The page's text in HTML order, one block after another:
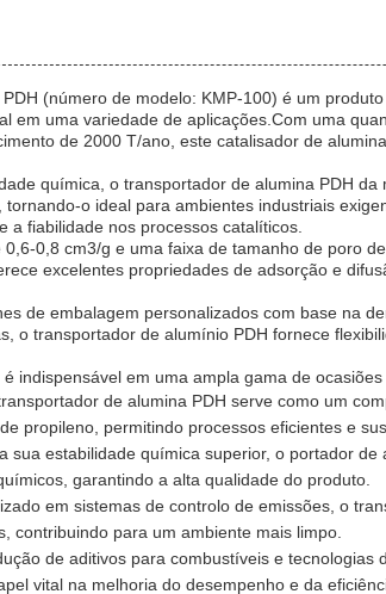
(número de modelo: KMP-100) é um
em uma variedade de aplicações.Com uma
de 2000 T/ano, este catalisador de
química, o transportador de alumina PDH
tornando-o ideal para ambientes industriais
a fiabilidade nos processos catalíticos.
0,8 cm3/g e uma faixa de tamanho de poro
excelentes propriedades de adsorção e
de embalagem personalizados com base na
o transportador de alumínio PDH fornece
indispensável em uma ampla gama de
de alumina PDH serve como um
propileno, permitindo processos eficientes e
sua estabilidade química superior, o portador
garantindo a alta qualidade do produto.
em sistemas de controlo de emissões, o
contribuindo para um ambiente mais limpo.
de aditivos para combustíveis e tecnologias
vital na melhoria do desempenho e da